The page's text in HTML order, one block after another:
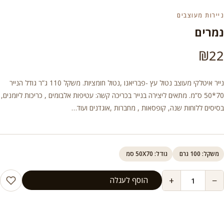
ניירות מעוצבים
נמרים
₪22
נייר איטלקי מעוצב נטול עץ -פבריאנו ,נטול חומציות. משקל 110 ג”ר גודל הנייר
70*50 ס”מ. מתאים ליצירה בנייר בכריכה קשה: עטיפות אלבומים , כריכות ליומנים,
בסיסים ללוחות שנה, קופסאות , מחברות ,אוגדנים ועוד…
משקל: 100 גרם גודל: 50X70 סמ
−
+ הוסף לעגלה